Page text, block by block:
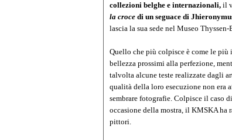
collezioni belghe e internazionali, il
la croce di un seguace di
lascia la sua sede nel Museo
Quello che più colpisce è come le
bellezza prossimi alla perfezione,
talvolta alcune teste realizzate dagli
qualità della loro esecuzione non era
sembrare fotografie. Colpisce il caso
occasione della mostra, il KMSKA ha
pittori.